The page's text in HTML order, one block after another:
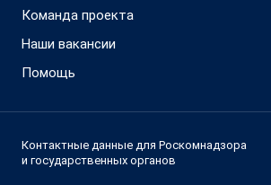
Команда проекта
Наши вакансии
Помощь
Контактные данные для Роскомнадзора
и государственных органов